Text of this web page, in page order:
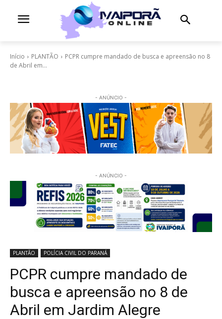
Início PLANTÃO
PCPR cumpre mandado de busca e apreensão no 8
de Abril em...
- ANÚNCIO -
- ANÚNCIO -
PLANTÃO POLÍCIA CIVIL DO PARANÁ
PCPR cumpre mandado de
busca e apreensão no 8 de
Abril em Jardim Alegre